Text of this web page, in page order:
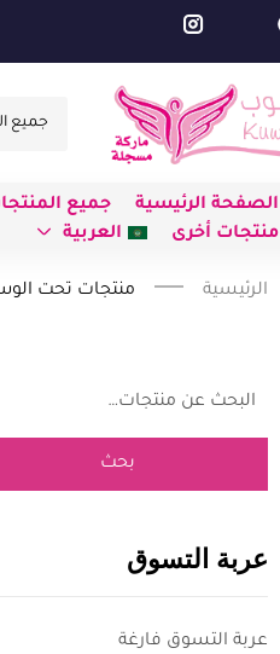
جميع
الصفحة الرئيسية جميع
منتجات أخرى
العربية
الرئيسية منتجات تحت
بحث
عربة التسوق
عربة التسوق فارغة